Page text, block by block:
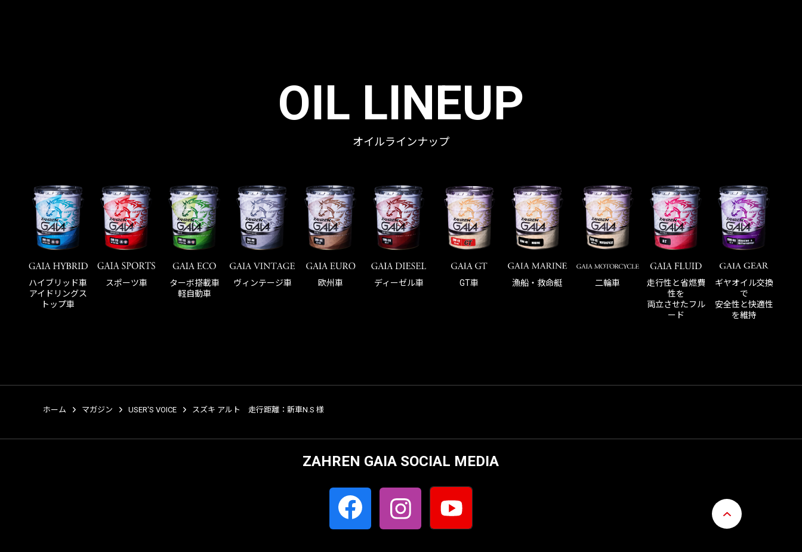
OIL LINEUP
オイルラインナップ
ハイブリッド車
アイドリングス
トップ車
スポーツ車
ターボ搭載車
軽自動車
ヴィンテージ車 欧州車 ディーゼル車 GT車 漁船・救命艇 二輪車
走行性と省燃費
性を
両立させたフル
ード
ギヤオイル交換
で
安全性と快適性
を維持
ホーム マガジン USER'S VOICE スズキ アルト 走行距離：新車N.S 様
ZAHREN GAIA SOCIAL MEDIA